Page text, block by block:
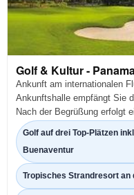
Golf & Kultur -
Ankunft am internationalen
Ankunftshalle empfängt Sie
Nach der Begrüßung erfolgt
Golf auf drei Top-Plätzen
Buenaventur
Tropisches Strandresort an